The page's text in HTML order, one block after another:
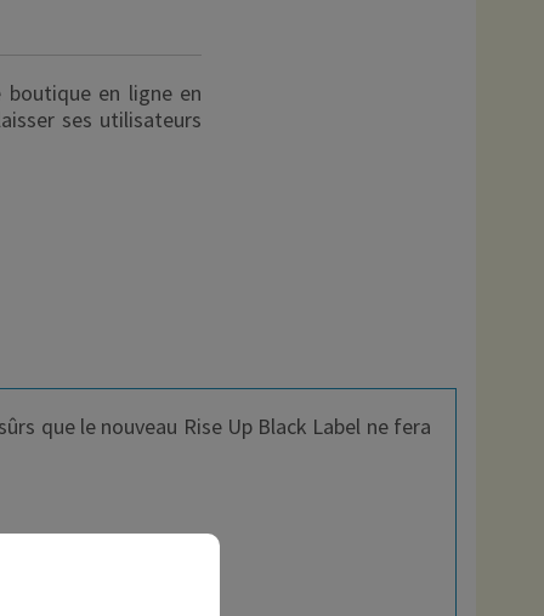
en ligne en
ses utilisateurs
que le nouveau Rise Up Black Label ne fera